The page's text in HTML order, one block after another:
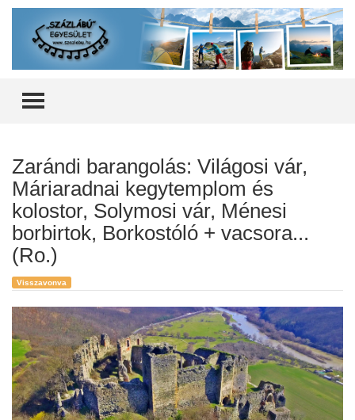
TOGGLE MENU
Zarándi barangolás: Világosi vár,
Máriaradnai kegytemplom és
kolostor, Solymosi vár, Ménesi
borbirtok, Borkostóló + vacsora...
(Ro.)
Visszavonva